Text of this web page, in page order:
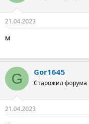
21.04.2023
м
G Gor1645
Старожил форума
21.04.2023